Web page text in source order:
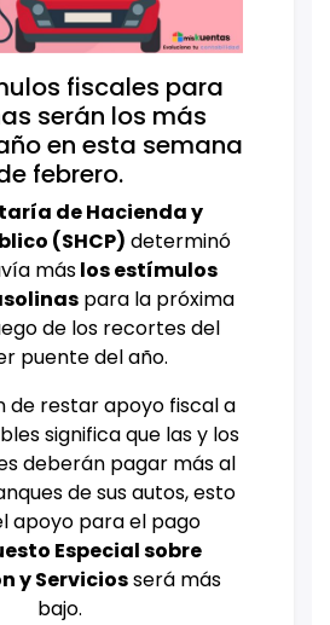
fiscales para
serán los más
en esta semana
febrero.
de Hacienda y
(SHCP) determinó
máslos estímulos
para la próxima
de los recortes del
puente del año.
de restar apoyo fiscal a
significa que las y los
deberán pagar más al
de sus autos, esto
apoyo para el pago
Especial sobre
y Serviciosserá más
bajo.